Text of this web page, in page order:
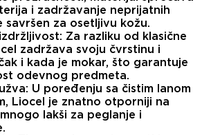
i zadržavanje neprijatnih
savršen za osetljivu kožu.
Za razliku od klasične
zadržava svoju čvrstinu i
i kada je mokar, što garantuje
odevnog predmeta.
U poređenju sa čistim lanom
Liocel je znatno otporniji na
lakši za peglanje i